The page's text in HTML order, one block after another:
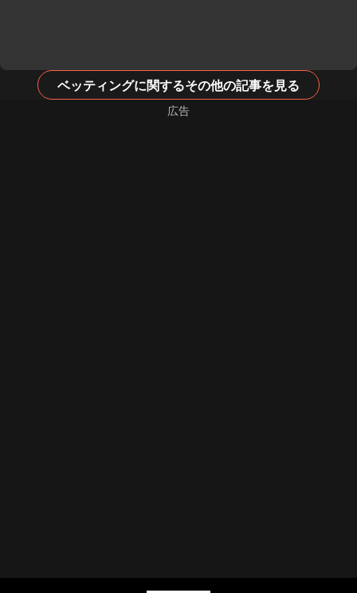
ベッティングに関するその他の記事を見る